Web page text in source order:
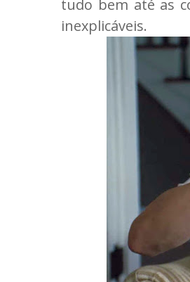
tudo bem até as
inexplicáveis.